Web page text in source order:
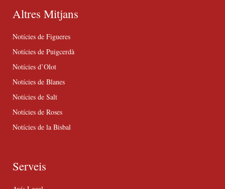
Altres Mitjans
Notícies de Figueres
Notícies de Puigcerdà
Notícies d’Olot
Notícies de Blanes
Notícies de Salt
Notícies de Roses
Notícies de la Bisbal
Serveis